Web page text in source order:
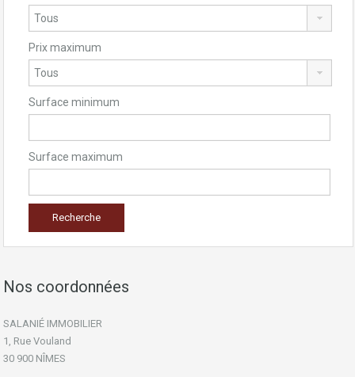
Prix maximum
Surface minimum
Surface maximum
Nos coordonnées
SALANIÉ IMMOBILIER
1, Rue Vouland
30 900 NÎMES